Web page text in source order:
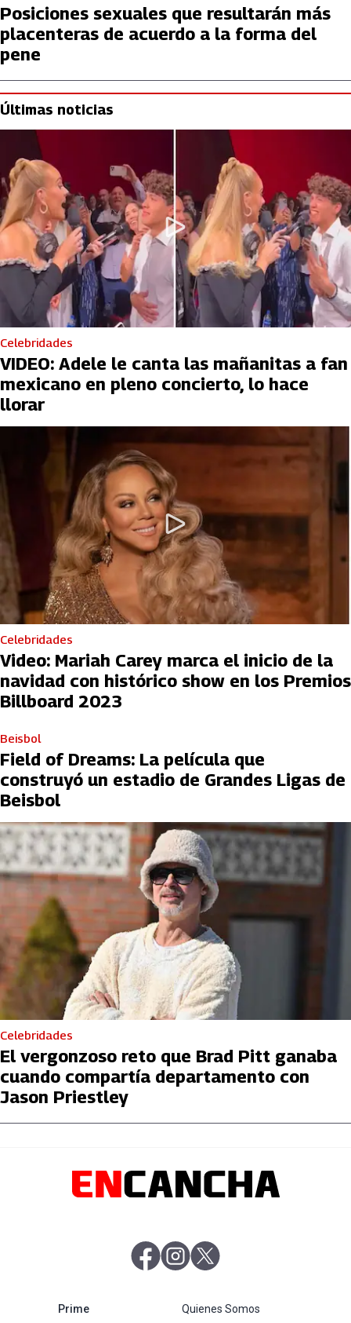
Posiciones sexuales que resultarán más
placenteras de acuerdo a la forma del
pene
Últimas noticias
Celebridades
VIDEO: Adele le canta las mañanitas a fan
mexicano en pleno concierto, lo hace
llorar
Celebridades
Video: Mariah Carey marca el inicio de la
navidad con histórico show en los Premios
Billboard 2023
Beisbol
Field of Dreams: La película que
construyó un estadio de Grandes Ligas de
Beisbol
Celebridades
El vergonzoso reto que Brad Pitt ganaba
cuando compartía departamento con
Jason Priestley
abre en nueva pestaña
abre en nueva pestaña
Primeabre en nueva pestañaQuienes Somos